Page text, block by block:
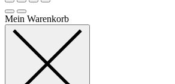
Mein Warenkorb